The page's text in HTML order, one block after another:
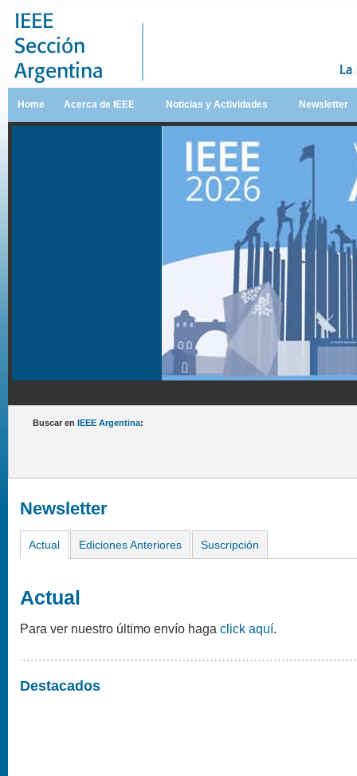
Home Acerca de IEEE Noticias y Actividades Newsletter
Buscar en IEEE Argentina:
Newsletter
Actual Ediciones Anteriores Suscripción
Actual
Para ver nuestro último envío haga click aquí.
Destacados